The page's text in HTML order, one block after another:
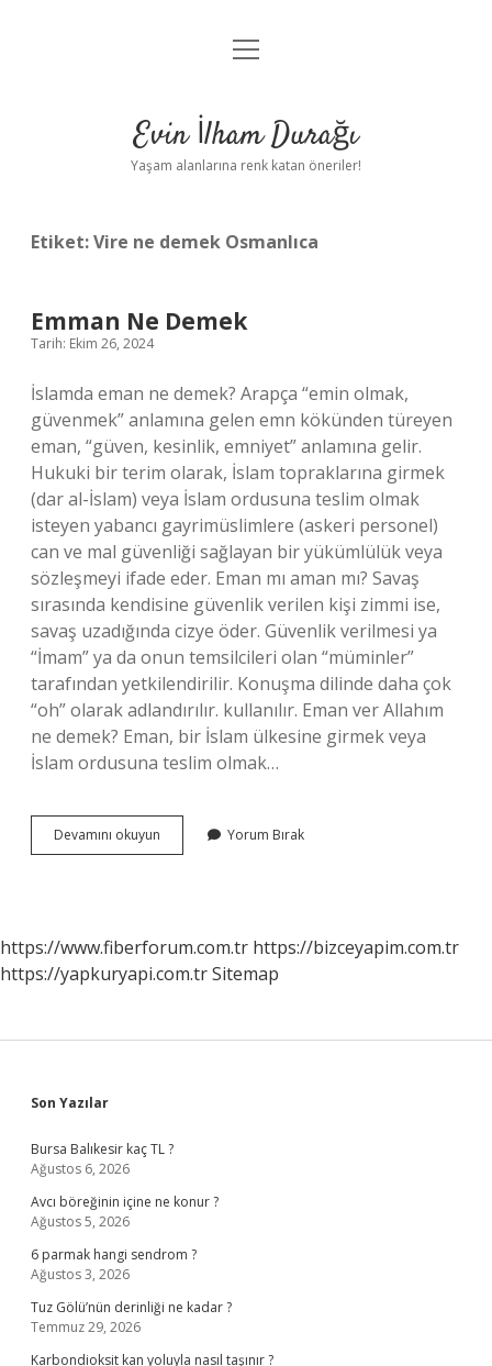
Anasayfa
Yasal Uyarı
menüyü
Evin İlham Durağı
Yaşam alanlarına renk katan öneriler!
Etiket:Vire ne demek Osmanlıca
Emman Ne Demek
Tarih: Ekim 26, 2024
İslamda eman ne demek? Arapça “emin olmak,
güvenmek” anlamına gelen emn kökünden türeyen
eman, “güven, kesinlik, emniyet” anlamına gelir.
Hukuki bir terim olarak, İslam topraklarına girmek
(dar al-İslam) veya İslam ordusuna teslim olmak
isteyen yabancı gayrimüslimlere (askeri personel)
can ve mal güvenliği sağlayan bir yükümlülük veya
sözleşmeyi ifade eder. Eman mı aman mı? Savaş
sırasında kendisine güvenlik verilen kişi zimmi ise,
savaş uzadığında cizye öder. Güvenlik verilmesi ya
“İmam” ya da onun temsilcileri olan “müminler”
tarafından yetkilendirilir. Konuşma dilinde daha çok
“oh” olarak adlandırılır. kullanılır. Eman ver Allahım
ne demek? Eman, bir İslam ülkesine girmek veya
İslam ordusuna teslim olmak…
Devamını okuyun
Ne
Yorum Bırak
https://www.fiberforum.com.tr https://bizceyapim.com.tr
https://yapkuryapi.com.trSitemap
Sidebar
Son Yazılar
Bursa Balıkesir kaç TL ?
Ağustos 6, 2026
Avcı böreğinin içine ne konur ?
Ağustos 5, 2026
6 parmak hangi sendrom ?
Ağustos 3, 2026
Tuz Gölü’nün derinliği ne kadar ?
Temmuz 29, 2026
Karbondioksit kan yoluyla nasıl taşınır ?